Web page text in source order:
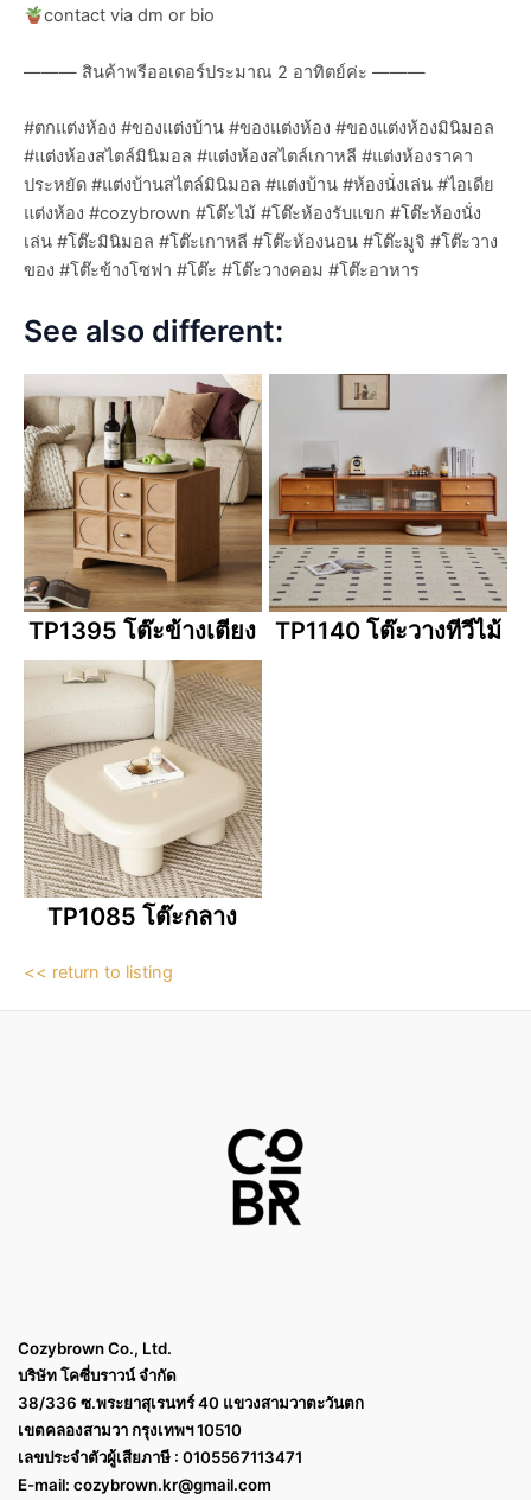
contact via dm or bio
——— สินค้าพรีออเดอร์ประมาณ 2 อาทิตย์ค่ะ ———
#ตกแต่งห้อง #ของแต่งบ้าน #ของแต่งห้อง #ของแต่งห้องมินิมอล
#แต่งห้องสไตล์มินิมอล #แต่งห้องสไตล์เกาหลี #แต่งห้องราคา
ประหยัด #แต่งบ้านสไตล์มินิมอล #แต่งบ้าน #ห้องนั่งเล่น #ไอเดีย
แต่งห้อง #cozybrown #โต๊ะไม้ #โต๊ะห้องรับแขก #โต๊ะห้องนั่ง
เล่น #โต๊ะมินิมอล #โต๊ะเกาหลี #โต๊ะห้องนอน #โต๊ะมูจิ #โต๊ะวาง
ของ #โต๊ะข้างโซฟา #โต๊ะ #โต๊ะวางคอม #โต๊ะอาหาร
See also different:
TP1395 โต๊ะข้างเตียง TP1140 โต๊ะวางทีวีไม้
TP1085 โต๊ะกลาง
<< return to listing
Cozybrown Co., Ltd.
บริษัท โคซี่บราวน์ จำกัด
38/336 ซ.พระยาสุเรนทร์ 40 แขวงสามวาตะวันตก
เขตคลองสามวา กรุงเทพฯ 10510
เลขประจำตัวผู้เสียภาษี : 0105567113471
E-mail: cozybrown.kr@gmail.com